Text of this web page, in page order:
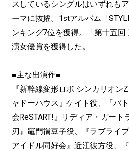
スしているシングルはいずれも
ーマに抜擢。1stアルバム「
ンキング7位を獲得。「第十五回
演女優賞を獲得した。
■主な出演作■
『新幹線変形ロボ シンカリオン
ャドーハウス』ケイト役、『バ
会ReSTART!』リディア・ガート
刃』竈門禰豆子役、『ラブライ
アイドル同好会』近江彼方役、